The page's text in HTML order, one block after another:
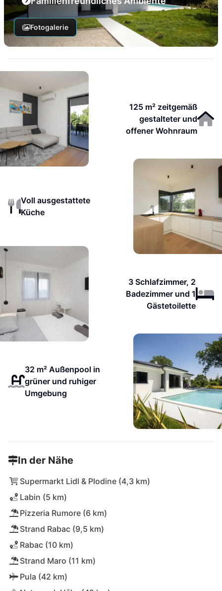
Fotogalerie
125 m² zeitgemäß
gestalteter und
offener Wohnraum
Voll ausgestattete
Küche
3 Schlafzimmer, 2
Badezimmer und 1
Gästetoilette
32 m² Außenpool in
grüner und ruhiger
Umgebung
In der Nähe
Supermarkt Lidl & Plodine (4,3 km)
Labin (5 km)
Pizzeria Rumore (6 km)
Strand Rabac (9,5 km)
Rabac (10 km)
Strand Maro (11 km)
Pula (42 km)